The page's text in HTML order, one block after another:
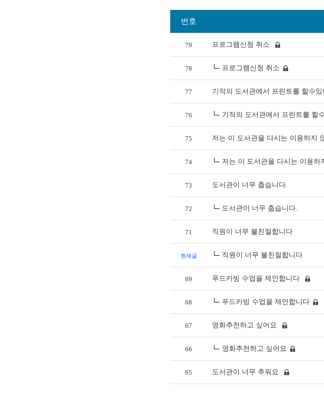
번호
79 프로그램신청 취소
78 프로그램신청 취소
77 기적의 도서관에서 프린트를 할수있
76 기적의 도서관에서 프린트를 할
75 저는 이 도서관을 다시는 이용하지
74 저는 이 도서관을 다시는 이용하
73 도서관이 너무 춥습니다.
72 도서관이 너무 춥습니다.
71 직원이 너무 불친절합니다
현재글 직원이 너무 불친절합니다
69 푸드카빙 수업을 제안합니다
68 푸드카빙 수업을 제안합니다
67 영화추천하고 싶어요
66 영화추천하고 싶어요
65 도서관이 너무 추워요